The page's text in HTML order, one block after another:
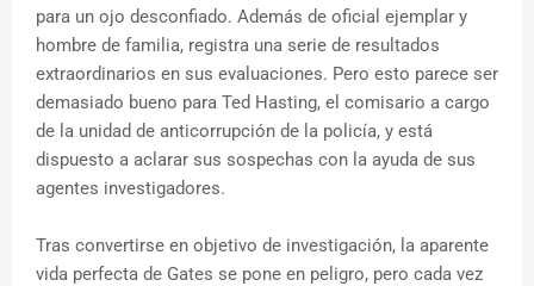
para un ojo desconfiado. Además de oficial ejemplar y
hombre de familia, registra una serie de resultados
extraordinarios en sus evaluaciones. Pero esto parece ser
demasiado bueno para Ted Hasting, el comisario a cargo
de la unidad de anticorrupción de la policía, y está
dispuesto a aclarar sus sospechas con la ayuda de sus
agentes investigadores.
Tras convertirse en objetivo de investigación, la aparente
vida perfecta de Gates se pone en peligro, pero cada vez